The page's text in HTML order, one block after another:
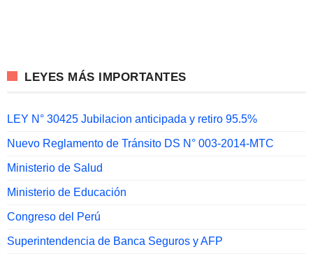
LEYES MÁS IMPORTANTES
LEY N° 30425 Jubilacion anticipada y retiro 95.5%
Nuevo Reglamento de Tránsito DS N° 003-2014-MTC
Ministerio de Salud
Ministerio de Educación
Congreso del Perú
Superintendencia de Banca Seguros y AFP